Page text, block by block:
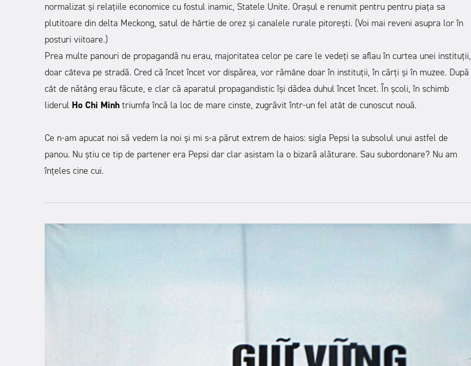
normalizat și relațiile economice cu fostul inamic, Statele Unite. Orașul e renumit pentru pentru piața sa
plutitoare din delta Meckong, satul de hârtie de orez și canalele rurale pitorești. (Voi mai reveni asupra lor în
posturi viitoare.)
Prea multe panouri de propagandă nu erau, majoritatea celor pe care le vedeți se aflau în curtea unei instituții,
doar câteva pe stradă. Cred că încet încet vor dispărea, vor rămâne doar în instituții, în cărți și în muzee. După
cât de nătâng erau făcute, e clar că aparatul propagandistic își dădea duhul încet încet. În școli, în schimb
liderul Ho Chi Minh triumfa încă la loc de mare cinste, zugrăvit într-un fel atât de cunoscut nouă.
Ce n-am apucat noi să vedem la noi și mi s-a părut extrem de haios: sigla Pepsi la subsolul unui astfel de
panou. Nu știu ce tip de partener era Pepsi dar clar asistam la o bizară alăturare. Sau subordonare? Nu am
înțeles cine cui.